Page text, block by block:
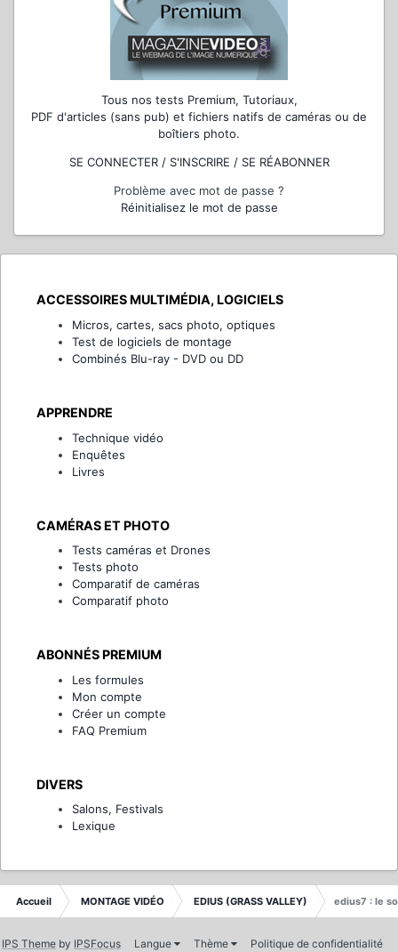
Tous nos tests Premium, Tutoriaux,
PDF d'articles (sans pub) et fichiers natifs de caméras ou de
boîtiers photo.
SE CONNECTER / S'INSCRIRE / SE RÉABONNER
Problème avec mot de passe ?
Réinitialisez le mot de passe
ACCESSOIRES MULTIMÉDIA, LOGICIELS
Micros, cartes, sacs photo, optiques
Test de logiciels de montage
Combinés Blu-ray - DVD ou DD
APPRENDRE
Technique vidéo
Enquêtes
Livres
CAMÉRAS ET PHOTO
Tests caméras et Drones
Tests photo
Comparatif de caméras
Comparatif photo
ABONNÉS PREMIUM
Les formules
Mon compte
Créer un compte
FAQ Premium
DIVERS
Salons, Festivals
Lexique
Accueil MONTAGE VIDÉO EDIUS (GRASS VALLEY) edius7 : le
IPS Theme by IPSFocus Langue Thème Politique de confidentialité